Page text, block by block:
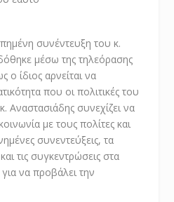
συνέντευξη του κ.
μέσω της τηλεόρασης
ο ίδιος αρνείται να
που οι πολιτικές του
Αναστασιάδης συνεχίζει να
με τους πολίτες και
συνεντεύξεις, τα
τις συγκεντρώσεις στα
να προβάλει την